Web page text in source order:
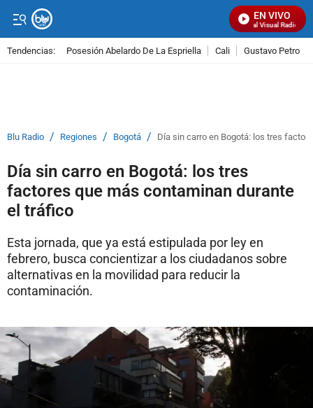
EN VIVO
Señal Visual Radio
Tendencias: Posesión Abelardo De La Espriella Cali Gustavo Petro
Blu Radio / Regiones / Bogotá / Día sin carro en Bogotá: los tres
Día sin carro en Bogotá: los tres
factores que más contaminan durante
el tráfico
Esta jornada, que ya está estipulada por ley en
febrero, busca concientizar a los ciudadanos sobre
alternativas en la movilidad para reducir la
contaminación.